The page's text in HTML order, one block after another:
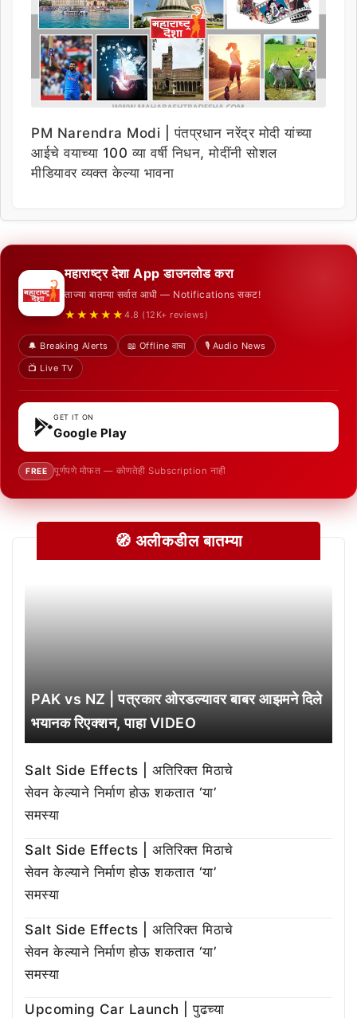
PM Narendra Modi | पंतप्रधान नरेंद्र मोदी यांच्या
आईचे वयाच्या 100 व्या वर्षी निधन, मोदींनी सोशल
मीडियावर व्यक्त केल्या भावना
महाराष्ट्र देशा App डाउनलोड करा
ताज्या बातम्या सर्वात आधी — Notifications सकट!
★★★★★ 4.8 (12K+ reviews)
🔔 Breaking Alerts 📖 Offline वाचा
🎙️ Audio News
📺 Live TV
GET IT ON
Google Play
FREE पूर्णपणे मोफत — कोणतेही Subscription नाही
🧭 अलीकडील बातम्या
PAK vs NZ | पत्रकार ओरडल्यावर बाबर आझमने दिले
भयानक रिएक्शन, पाहा VIDEO
Salt Side Effects | अतिरिक्त मिठाचे
सेवन केल्याने निर्माण होऊ शकतात ‘या’
समस्या
Salt Side Effects | अतिरिक्त मिठाचे
सेवन केल्याने निर्माण होऊ शकतात ‘या’
समस्या
Salt Side Effects | अतिरिक्त मिठाचे
सेवन केल्याने निर्माण होऊ शकतात ‘या’
समस्या
Upcoming Car Launch | पुढच्या